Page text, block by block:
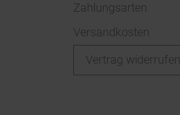
Zahlungsarten
Versandkosten
Vertrag widerrufen